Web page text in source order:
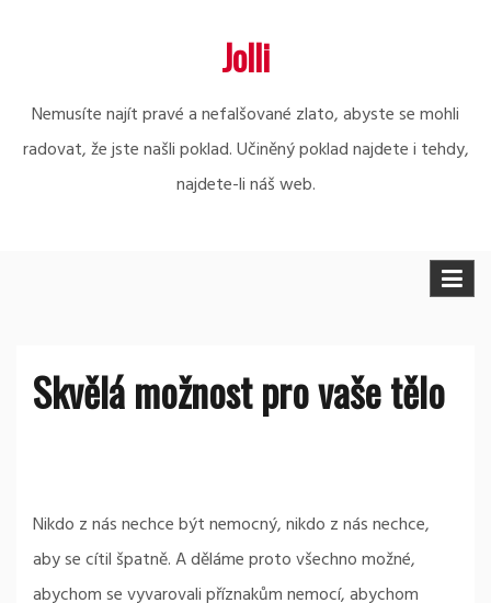
Jolli
Nemusíte najít pravé a nefalšované zlato, abyste se mohli
radovat, že jste našli poklad. Učiněný poklad najdete i tehdy,
najdete-li náš web.
Skvělá možnost pro vaše tělo
Nikdo z nás nechce být nemocný, nikdo z nás nechce,
aby se cítil špatně. A děláme proto všechno možné,
abychom se vyvarovali příznakům nemocí, abychom